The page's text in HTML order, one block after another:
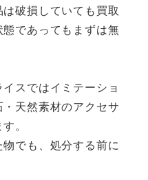
破損していても買取
であってもまずは無
スではイミテーショ
天然素材のアクセサ
。
でも、処分する前に